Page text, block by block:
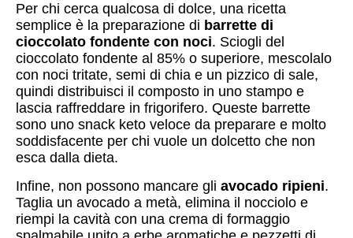
Per chi cerca qualcosa di dolce, una ricetta
semplice è la preparazione di barrette di
cioccolato fondente con noci. Sciogli del
cioccolato fondente al 85% o superiore, mescolalo
con noci tritate, semi di chia e un pizzico di sale,
quindi distribuisci il composto in uno stampo e
lascia raffreddare in frigorifero. Queste barrette
sono uno snack keto veloce da preparare e molto
soddisfacente per chi vuole un dolcetto che non
esca dalla dieta.
Infine, non possono mancare gli avocado ripieni.
Taglia un avocado a metà, elimina il nocciolo e
riempi la cavità con una crema di formaggio